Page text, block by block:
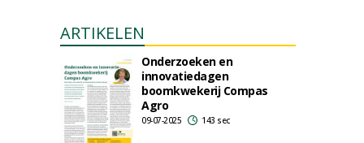
ARTIKELEN
Onderzoeken en
innovatiedagen
boomkwekerij Compas
Agro
09-07-2025 143 sec